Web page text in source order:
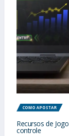
COMO APOSTAR
Recursos de
controle